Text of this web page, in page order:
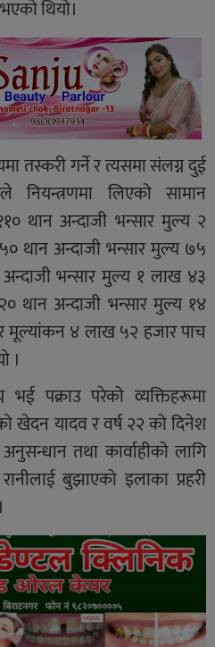
थियो।
तस्करी गर्ने र त्यसमा संलग्न दुई
नियन्त्रणमा लिएको सामान
थान अन्दाजी भन्सार मुल्य २
थान अन्दाजी भन्सार मुल्य ७५
भन्सार मुल्य १ लाख ४३
थान अन्दाजी भन्सार मुल्य १४
मूल्यांकन ४ लाख ५२ हजार पाच
।
भई पक्राउ परेको व्यक्तिहरूमा
खेदन यादव र वर्ष २२ को दिनेश
तथा कार्वाहीको लागि
बुझाएको इलाका प्रहरी